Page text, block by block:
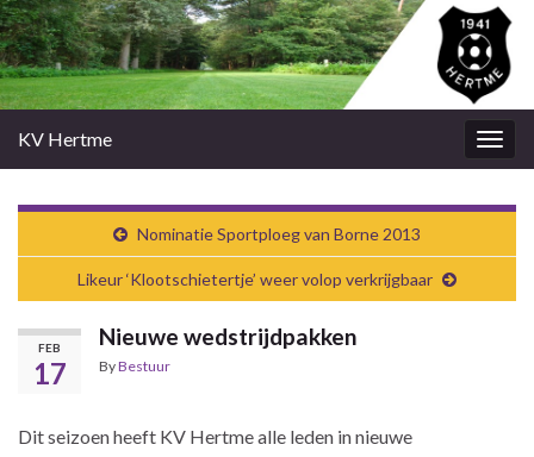
KV Hertme
Nominatie Sportploeg van Borne 2013
Likeur ‘Klootschietertje’ weer volop verkrijgbaar
FEB
17
Nieuwe wedstrijdpakken
ByBestuur
Dit seizoen heeft KV Hertme alle leden in nieuwe